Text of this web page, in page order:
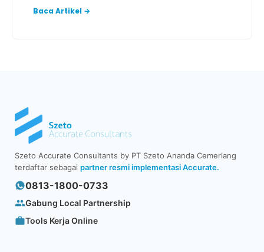
Baca Artikel →
Szeto Accurate Consultants by PT Szeto Ananda Cemerlang
terdaftar sebagai partner resmi implementasi Accurate.
0813-1800-0733
Gabung Local Partnership
Tools Kerja Online